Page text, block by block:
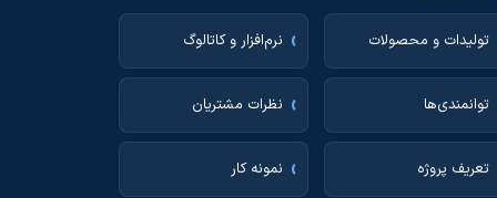
تولیدات و محصولات نرم‌افزار و کاتالوگ
توانمندی‌ها نظرات مشتریان
تعریف پروژه نمونه کار